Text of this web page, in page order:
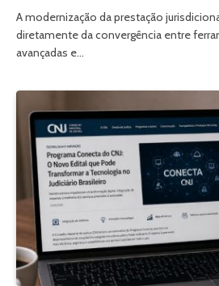
A modernização da prestação
diretamente da convergência entre
avançadas e…